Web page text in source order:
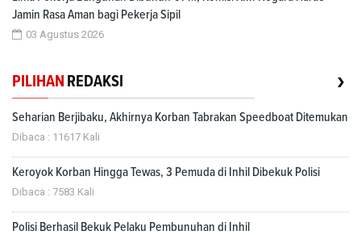
Jamin Rasa Aman bagi Pekerja Sipil
03 Agustus 2026
PILIHAN REDAKSI ›
Seharian Berjibaku, Akhirnya Korban Tabrakan Speedboat Ditemukan
Dibaca : 11617 Kali
Keroyok Korban Hingga Tewas, 3 Pemuda di Inhil Dibekuk Polisi
Dibaca : 7583 Kali
Polisi Berhasil Bekuk Pelaku Pembunuhan di Inhil